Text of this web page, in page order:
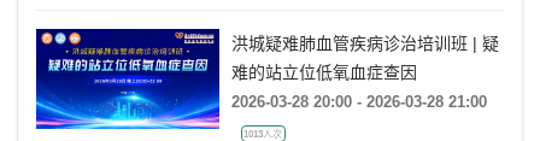
洪城疑难肺血管疾病诊治培训班 | 疑
难的站立位低氧血症查因
2026-03-28 20:00 - 2026-03-28 21:00
1013人次